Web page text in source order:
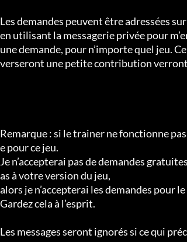
Les demandes peuvent être adressées
en utilisant la messagerie privée pour
une demande, pour n’importe quel jeu.
verseront une petite contribution
Remarque : si le trainer ne fonctionne
e pour ce jeu.
Je n’accepterai pas de demandes
as à votre version du jeu,
alors je n’accepterai les demandes pour
Gardez cela à l’esprit.
Les messages seront ignorés si ce qui